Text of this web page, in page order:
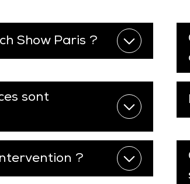
Show Paris ?
sont
?